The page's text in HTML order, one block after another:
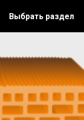
Выбрать раздел